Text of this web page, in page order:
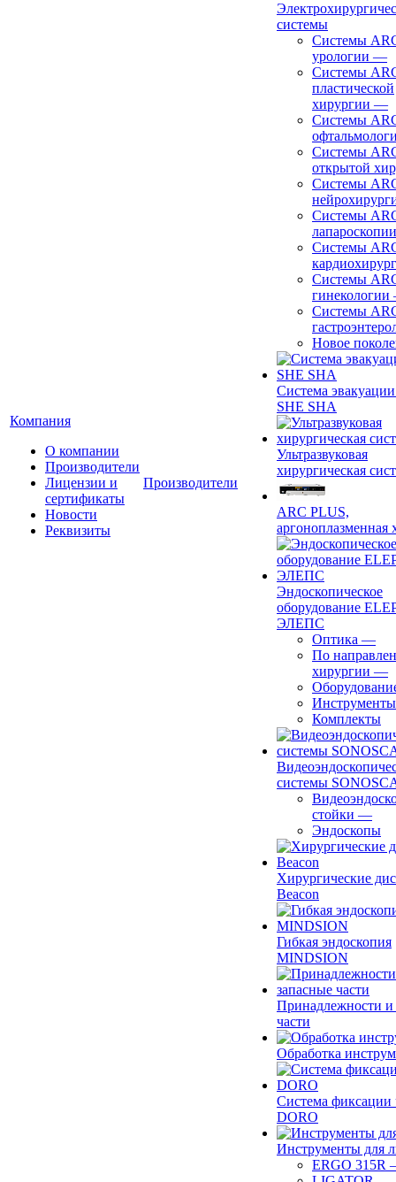
Компания
О компании
Производители
Лицензии и
сертификаты
Новости
Реквизиты
Производители
системы
Системы
урологии —
Системы
пластической
хирургии —
Системы
Системы
открытой
Системы
Системы
лапароскопии
Системы
Системы
гинекологии
Системы
Новое
Система
SHE SHA
Ультразвуковая
хирургическая
ARC PLUS,
аргоноплазменная
Эндоскопическое
оборудование
ЭЛЕПС
Оптика —
По
хирургии —
Инструменты
Комплекты
системы
стойки —
Эндоскопы
Хирургические
Beacon
Гибкая эндоскопия
MINDSION
Принадлежности и
части
Обработка
Система фиксации
DORO
Инструменты для
ERGO 315R